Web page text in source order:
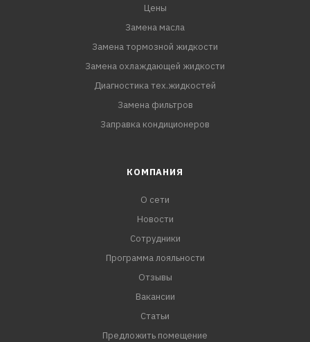
Цены
Замена масла
Замена тормозной жидкости
Замена охлаждающей жидкости
Диагностика тех.жидкостей
Замена фильтров
Заправка кондиционеров
КОМПАНИЯ
О сети
Новости
Сотрудники
Программа лояльности
Отзывы
Вакансии
Статьи
Предложить помещение